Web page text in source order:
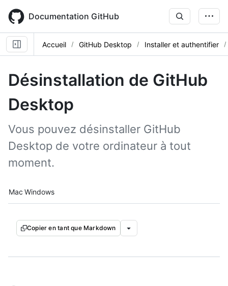
main
content
Documentation GitHub
Accueil GitHub Desktop Installer et authentifier
Désinstallation de GitHub
Desktop
Vous pouvez désinstaller GitHub
Desktop de votre ordinateur à tout
moment.
Platform navigation
Mac Windows
Copier en tant que Markdown